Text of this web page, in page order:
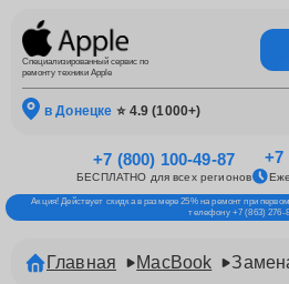
Специализированный сервис по
ремонту техники Apple
в Донецке ⭐ 4.9 (1000+)
+7 (800) 100-49-87
БЕСПЛАТНО для всех регионов
+7
Акция! Действует скидка в размере 25% на ремонт при
телефону +7 (863) 276-
Главная MacBook